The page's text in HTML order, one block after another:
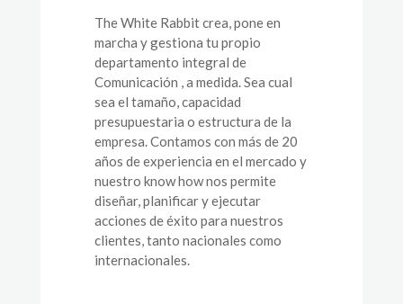
The White Rabbit crea, pone en
marcha y gestiona tu propio
departamento integral de
Comunicación , a medida. Sea cual
sea el tamaño, capacidad
presupuestaria o estructura de la
empresa. Contamos con más de 20
años de experiencia en el mercado y
nuestro know how nos permite
diseñar, planificar y ejecutar
acciones de éxito para nuestros
clientes, tanto nacionales como
internacionales.